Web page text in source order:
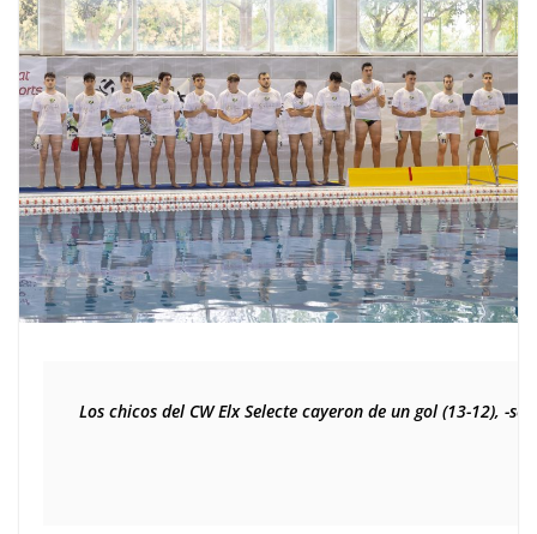
Los chicos del CW Elx Selecte cayeron de un gol (13-12), -